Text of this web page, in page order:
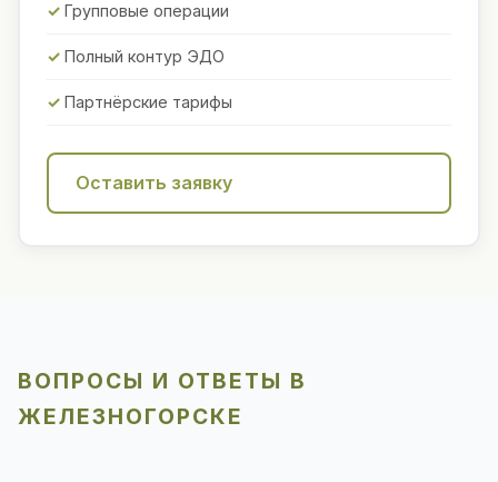
Групповые операции
Полный контур ЭДО
Партнёрские тарифы
Оставить заявку
ВОПРОСЫ И ОТВЕТЫ В
ЖЕЛЕЗНОГОРСКЕ